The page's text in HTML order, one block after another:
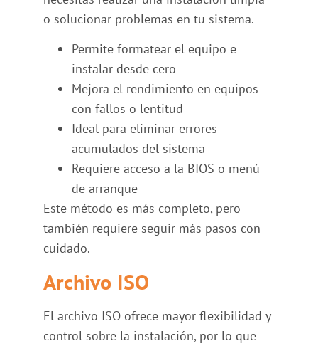
o solucionar problemas en tu sistema.
Permite formatear el equipo e
instalar desde cero
Mejora el rendimiento en equipos
con fallos o lentitud
Ideal para eliminar errores
acumulados del sistema
Requiere acceso a la BIOS o menú
de arranque
Este método es más completo, pero
también requiere seguir más pasos con
cuidado.
Archivo ISO
El archivo ISO ofrece mayor flexibilidad y
control sobre la instalación, por lo que